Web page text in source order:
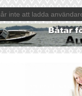
inte att ladda